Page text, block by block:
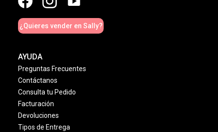
¿Quieres vender en Sally?
AYUDA
Preguntas Frecuentes
Contáctanos
Consulta tu Pedido
Facturación
Devoluciones
Tipos de Entrega